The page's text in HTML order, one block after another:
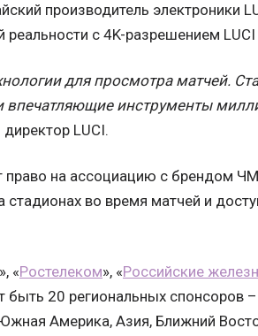
производитель электроники
реальности с 4K-разрешением
для просмотра матчей.
инструменты
LUCI.
право на ассоциацию с брендом
во время матчей и
», «Ростелеком», «Российские
20 региональных спонсоров
Америка, Азия, Ближний